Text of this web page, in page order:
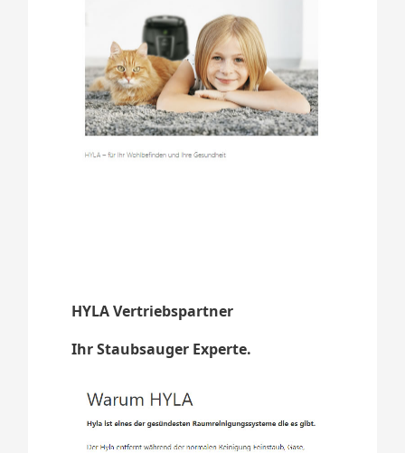
HYLA Vertriebspartner
Ihr Staubsauger Experte.